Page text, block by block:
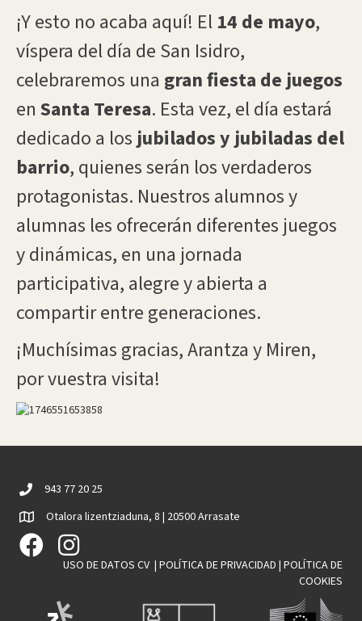
¡Y esto no acaba aquí! El 14 de mayo,
víspera del día de San Isidro,
celebraremos una gran fiesta de juegos
en Santa Teresa. Esta vez, el día estará
dedicado a losjubilados y jubiladas del
barrio, quienes serán los verdaderos
protagonistas. Nuestros alumnos y
alumnas les ofrecerán diferentes juegos
y dinámicas, en una jornada
participativa, alegre y abierta a
compartir entre generaciones.
¡Muchísimas gracias, Arantza y Miren,
por vuestra visita!
943 77 20 25
Otalora lizentziaduna, 8 | 20500 Arrasate
USO DE DATOS CV | POLÍTICA DE PRIVACIDAD | POLÍTICA DE
COOKIES